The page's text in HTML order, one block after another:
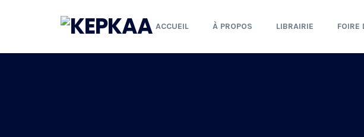
ACCUEIL À PROPOS LIBRAIRIE FOIRE